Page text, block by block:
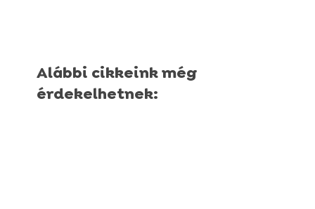
Alábbi cikkeink még
érdekelhetnek: